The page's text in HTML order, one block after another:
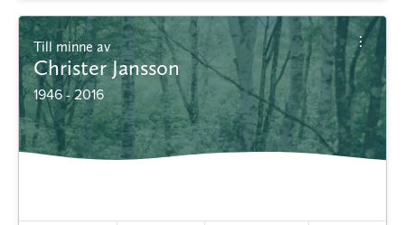
Till minne av
Christer Jansson
1946 - 2016